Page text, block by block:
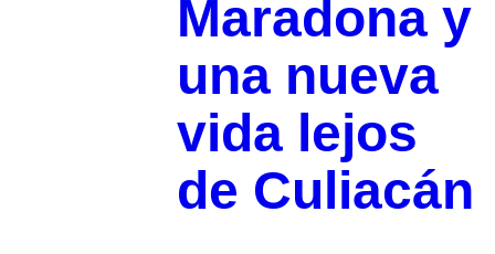
Maradona y
una nueva
vida lejos
de Culiacán